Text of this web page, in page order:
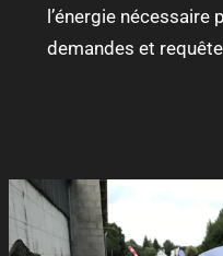
l’énergie nécessaire
demandes et